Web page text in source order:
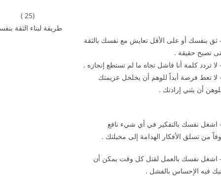
(25 )
طريقة لبناء الثقة
تصبح حقيقة .
أن يثني إرادتك .
من تسلق الأفكار الهدامة إلى مخيلتك .
فيه الإحساس بالفشل .